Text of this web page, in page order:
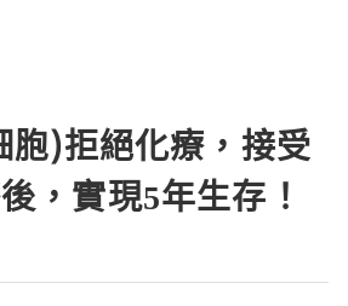
胞)拒絕化療，接受
，實現5年生存！